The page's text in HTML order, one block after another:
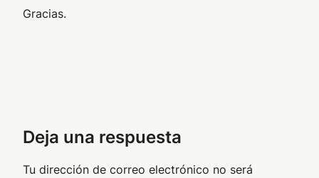
Gracias.
Deja una respuesta
Tu dirección de correo electrónico no será